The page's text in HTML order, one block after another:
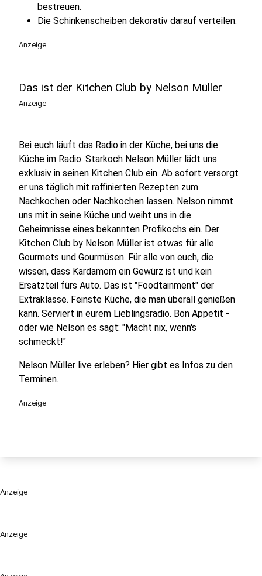
Anzeige
bestreuen.
Die Schinkenscheiben dekorativ darauf verteilen.
Anzeige
Das ist der Kitchen Club by Nelson Müller
Anzeige
Bei euch läuft das Radio in der Küche, bei uns die
Küche im Radio. Starkoch Nelson Müller lädt uns
exklusiv in seinen Kitchen Club ein. Ab sofort versorgt
er uns täglich mit raffinierten Rezepten zum
Nachkochen oder Nachkochen lassen. Nelson nimmt
uns mit in seine Küche und weiht uns in die
Geheimnisse eines bekannten Profikochs ein. Der
Kitchen Club by Nelson Müller ist etwas für alle
Gourmets und Gourmüsen. Für alle von euch, die
wissen, dass Kardamom ein Gewürz ist und kein
Ersatzteil fürs Auto. Das ist "Foodtainment" der
Extraklasse. Feinste Küche, die man überall genießen
kann. Serviert in eurem Lieblingsradio. Bon Appetit -
oder wie Nelson es sagt: "Macht nix, wenn's
schmeckt!"
Nelson Müller live erleben? Hier gibt es Infos zu den
Terminen.
Anzeige
Anzeige